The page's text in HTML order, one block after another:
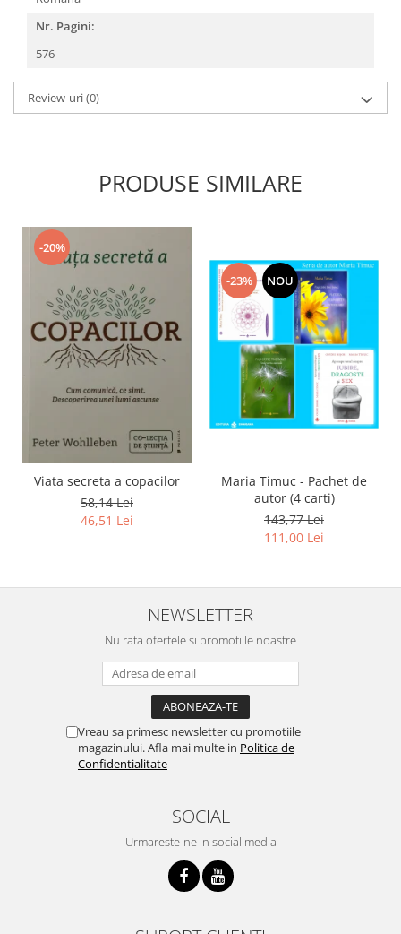
Nr. Pagini:
576
Review-uri(0)
PRODUSE SIMILARE
-20%
Viata secreta a copacilor
58,14 Lei
46,51 Lei
-23% NOU
Maria Timuc - Pachet de
autor (4 carti)
143,77 Lei
111,00 Lei
NEWSLETTER
Nu rata ofertele si promotiile noastre
Vreau sa primesc newsletter cu promotiile
magazinului. Afla mai multe in Politica de
Confidentialitate
SOCIAL
Urmareste-ne in social media